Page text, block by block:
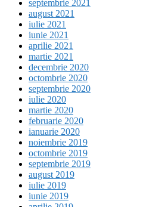
septembrie 2021
august 2021
iulie 2021
iunie 2021
aprilie 2021
martie 2021
decembrie 2020
octombrie 2020
septembrie 2020
iulie 2020
martie 2020
februarie 2020
ianuarie 2020
noiembrie 2019
octombrie 2019
septembrie 2019
august 2019
iulie 2019
iunie 2019